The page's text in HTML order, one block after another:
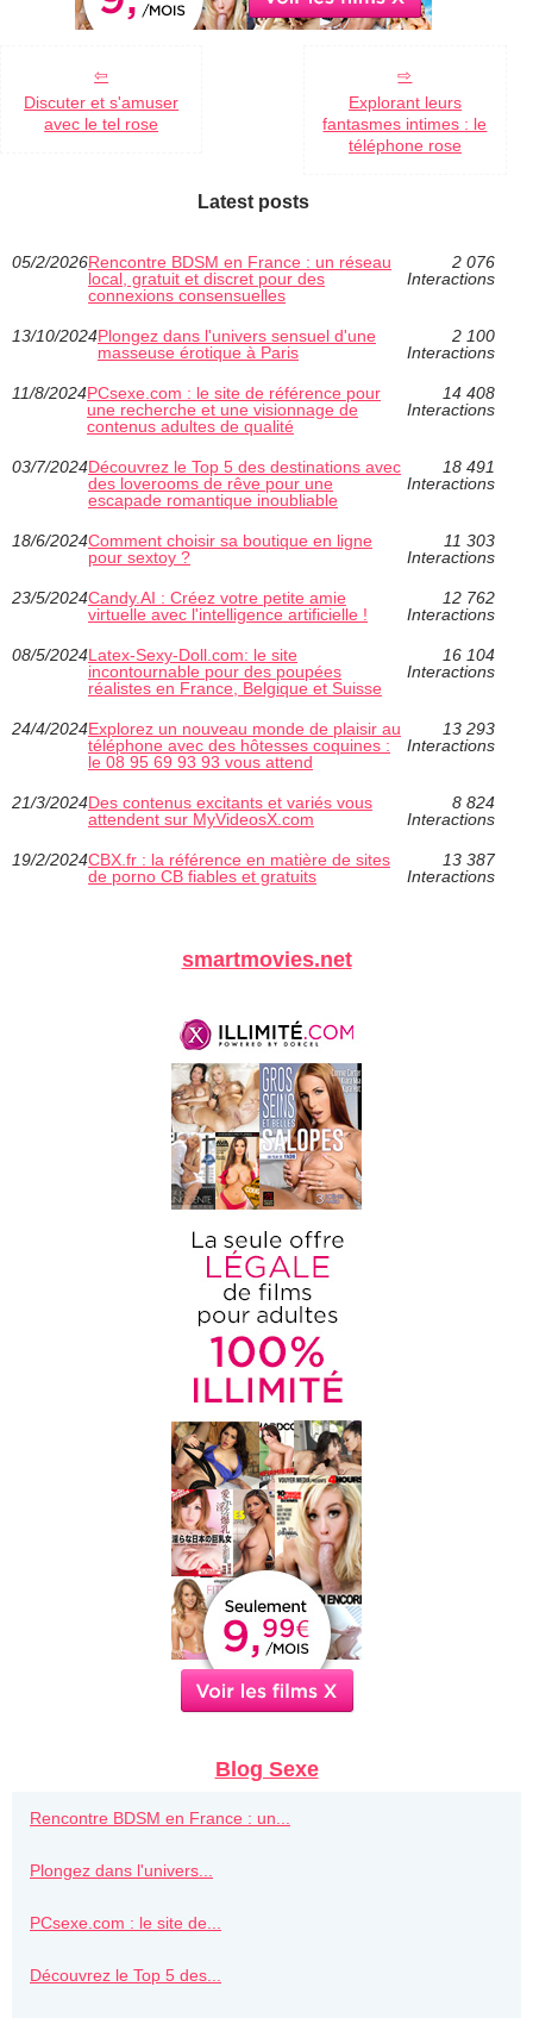
Discuter et s'amuser
avec le tel rose
Explorant leurs
fantasmes intimes : le
téléphone rose
Latest posts
05/2/2026Rencontre BDSM en France : un réseau
local, gratuit et discret pour des
connexions consensuelles
2 076
Interactions
13/10/2024Plongez dans l'univers sensuel d'une
masseuse érotique à Paris
2 100
Interactions
11/8/2024PCsexe.com : le site de référence pour
une recherche et une visionnage de
contenus adultes de qualité
14 408
Interactions
03/7/2024Découvrez le Top 5 des destinations avec
des loverooms de rêve pour une
escapade romantique inoubliable
18 491
Interactions
18/6/2024Comment choisir sa boutique en ligne
pour sextoy ?
11 303
Interactions
23/5/2024Candy.AI : Créez votre petite amie
virtuelle avec l'intelligence artificielle !
12 762
Interactions
08/5/2024Latex-Sexy-Doll.com: le site
incontournable pour des poupées
réalistes en France, Belgique et Suisse
16 104
Interactions
24/4/2024Explorez un nouveau monde de plaisir au
téléphone avec des hôtesses coquines :
le 08 95 69 93 93 vous attend
13 293
Interactions
21/3/2024Des contenus excitants et variés vous
attendent sur MyVideosX.com
8 824
Interactions
19/2/2024CBX.fr : la référence en matière de sites
de porno CB fiables et gratuits
13 387
Interactions
smartmovies.net
Blog Sexe
Rencontre BDSM en France : un...
Plongez dans l'univers...
PCsexe.com : le site de...
Découvrez le Top 5 des...